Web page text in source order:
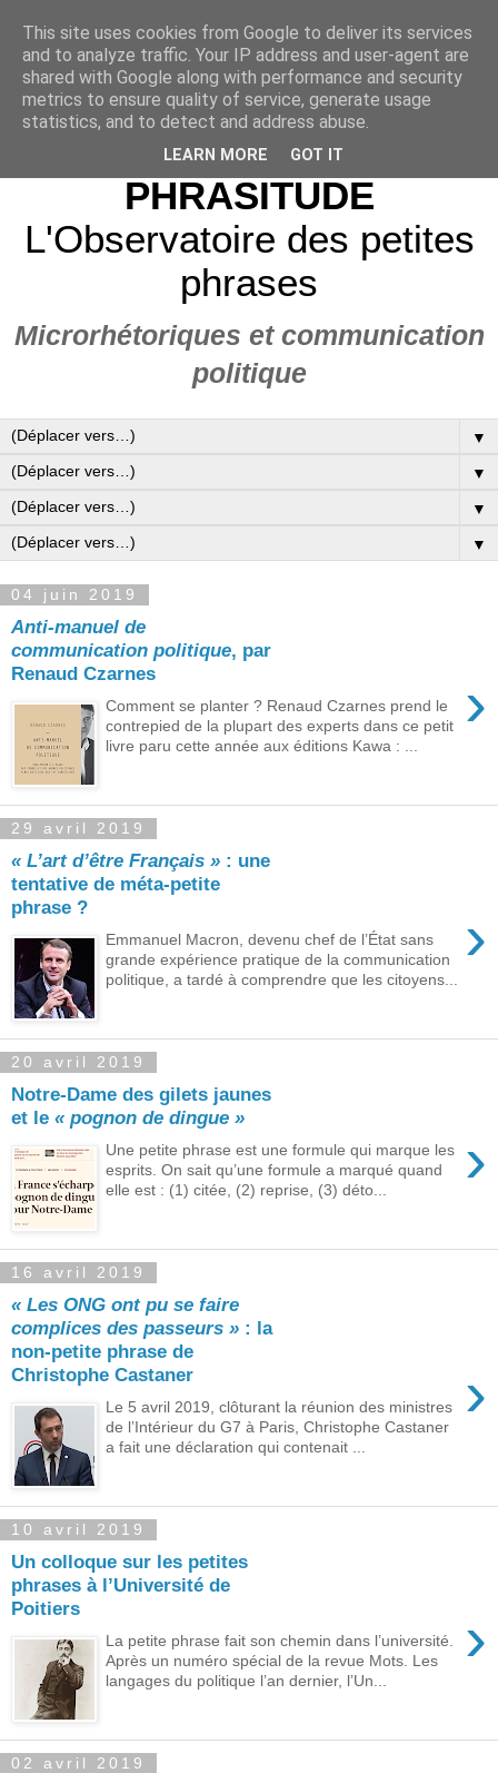
PHRASITUDE
L'Observatoire des petites
phrases
Microrhétoriques et communication
politique
▼
▼
▼
▼
04 juin 2019
Anti-manuel de
communication politique, par
Renaud Czarnes
›
Comment se planter ? Renaud Czarnes prend le
contrepied de la plupart des experts dans ce petit
livre paru cette année aux éditions Kawa : ...
29 avril 2019
« L’art d’être Français » : une
tentative de méta-petite
phrase ?
›
Emmanuel Macron, devenu chef de l’État sans
grande expérience pratique de la communication
politique, a tardé à comprendre que les citoyens...
20 avril 2019
Notre-Dame des gilets jaunes
et le « pognon de dingue »
›
Une petite phrase est une formule qui marque les
esprits. On sait qu’une formule a marqué quand
elle est : (1) citée, (2) reprise, (3) déto...
16 avril 2019
« Les ONG ont pu se faire
complices des passeurs » : la
non-petite phrase de
Christophe Castaner
›
Le 5 avril 2019, clôturant la réunion des ministres
de l’Intérieur du G7 à Paris, Christophe Castaner
a fait une déclaration qui contenait ...
10 avril 2019
Un colloque sur les petites
phrases à l’Université de
Poitiers
›
La petite phrase fait son chemin dans l’université.
Après un numéro spécial de la revue Mots. Les
langages du politique l’an dernier, l’Un...
02 avril 2019
This site uses cookies from Google to deliver its services
and to analyze traffic. Your IP address and user-agent are
shared with Google along with performance and security
metrics to ensure quality of service, generate usage
statistics, and to detect and address abuse.
LEARN MORE GOT IT